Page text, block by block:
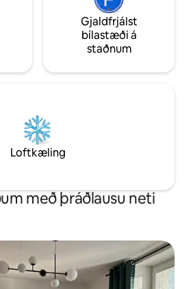
Gjaldfrjálst
bílastæði á
staðnum
Loftkæling
með þráðlausu neti